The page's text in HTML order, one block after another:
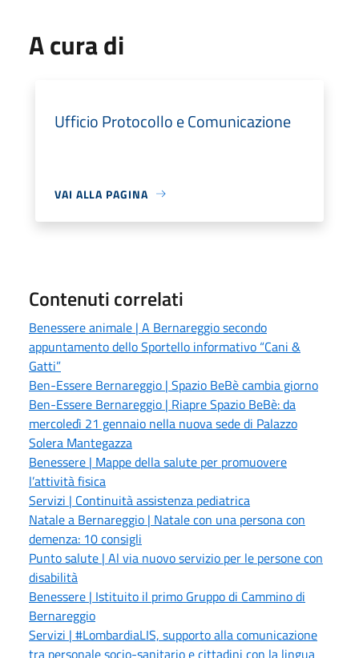
A cura di
Ufficio Protocollo e Comunicazione
VAI ALLA PAGINA
Contenuti correlati
Benessere animale | A Bernareggio secondo
appuntamento dello Sportello informativo “Cani &
Gatti”
Ben-Essere Bernareggio | Spazio BeBè cambia giorno
Ben-Essere Bernareggio | Riapre Spazio BeBè: da
mercoledì 21 gennaio nella nuova sede di Palazzo
Solera Mantegazza
Benessere | Mappe della salute per promuovere
l’attività fisica
Servizi | Continuità assistenza pediatrica
Natale a Bernareggio | Natale con una persona con
demenza: 10 consigli
Punto salute | Al via nuovo servizio per le persone con
disabilità
Benessere | Istituito il primo Gruppo di Cammino di
Bernareggio
Servizi | #LombardiaLIS, supporto alla comunicazione
tra personale socio-sanitario e cittadini con la lingua